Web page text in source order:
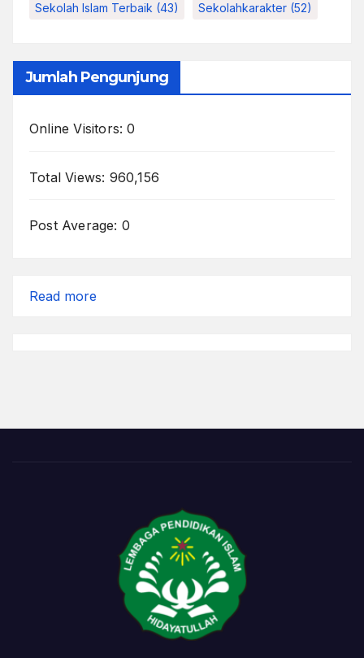
Sekolah Islam Terbaik (43) Sekolahkarakter (52)
Jumlah Pengunjung
Online Visitors:0
Total Views: 960,156
Post Average: 0
Read more